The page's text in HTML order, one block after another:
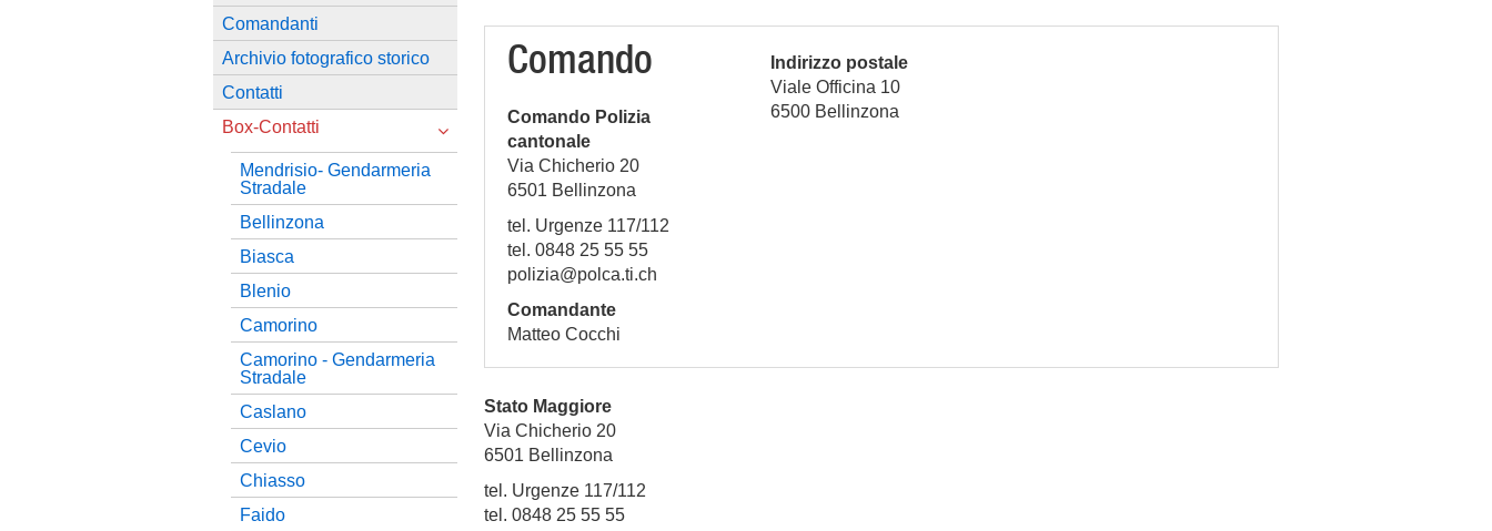
Comandanti
Archivio fotografico storico
Contatti
Box-Contatti
Mendrisio- Gendarmeria
Stradale
Bellinzona
Biasca
Blenio
Camorino
Camorino - Gendarmeria
Stradale
Caslano
Cevio
Chiasso
Faido
Comando
Comando Polizia
cantonale
Via Chicherio 20
6501 Bellinzona
tel. Urgenze 117/112
tel. 0848 25 55 55
polizia@polca.ti.ch
Comandante
Matteo Cocchi
Indirizzo postale
Viale Officina 10
6500 Bellinzona
Stato Maggiore
Via Chicherio 20
6501 Bellinzona
tel. Urgenze 117/112
tel. 0848 25 55 55